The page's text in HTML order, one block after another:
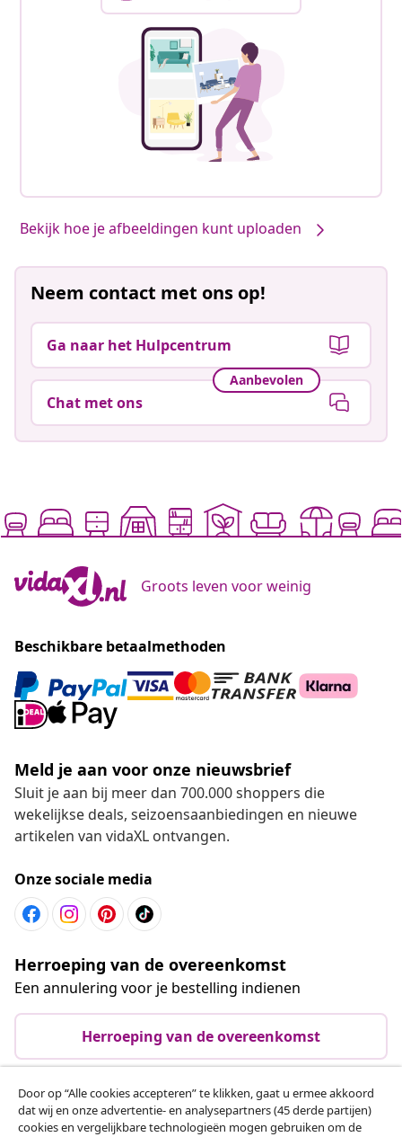
Bekijk hoe je afbeeldingen kunt uploaden
Neem contact met ons op!
Ga naar het Hulpcentrum
Aanbevolen
Chat met ons
Groots leven voor weinig
Beschikbare betaalmethoden
Meld je aan voor onze nieuwsbrief
Sluit je aan bij meer dan 700.000 shoppers die
wekelijkse deals, seizoensaanbiedingen en nieuwe
artikelen van vidaXL ontvangen.
Onze sociale media
Herroeping van de overeenkomst
Een annulering voor je bestelling indienen
Herroeping van de overeenkomst
Klantenservice
Door op “Alle cookies accepteren” te klikken, gaat u ermee akkoord
dat wij en onze advertentie- en analysepartners (45 derde partijen)
cookies en vergelijkbare technologieën mogen gebruiken om de